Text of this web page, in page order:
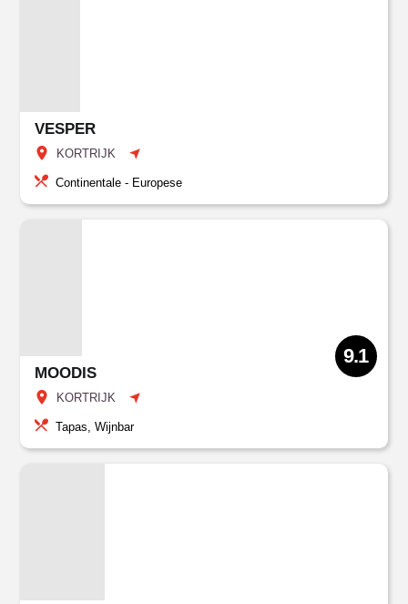
VESPER
KORTRIJK
Continentale - Europese
MOODIS
KORTRIJK
9.1
Tapas, Wijnbar